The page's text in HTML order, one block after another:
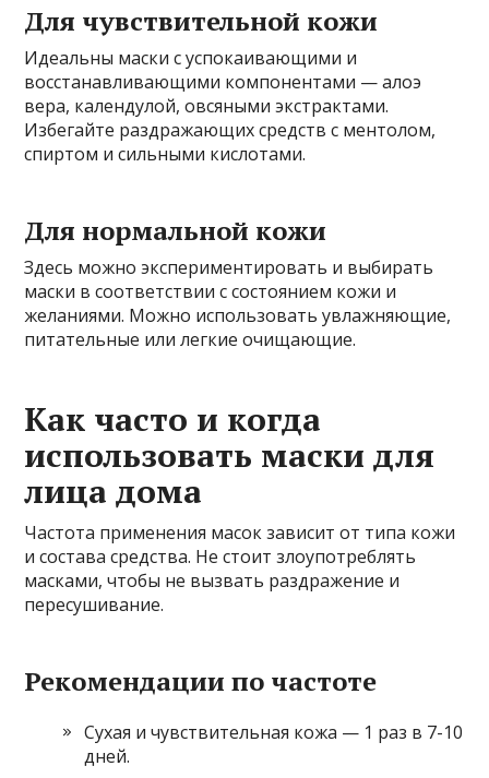
Для чувствительной кожи
Идеальны маски с успокаивающими и
восстанавливающими компонентами — алоэ
вера, календулой, овсяными экстрактами.
Избегайте раздражающих средств с ментолом,
спиртом и сильными кислотами.
Для нормальной кожи
Здесь можно экспериментировать и выбирать
маски в соответствии с состоянием кожи и
желаниями. Можно использовать увлажняющие,
питательные или легкие очищающие.
Как часто и когда
использовать маски для
лица дома
Частота применения масок зависит от типа кожи
и состава средства. Не стоит злоупотреблять
масками, чтобы не вызвать раздражение и
пересушивание.
Рекомендации по частоте
Сухая и чувствительная кожа — 1 раз в 7-10
дней.